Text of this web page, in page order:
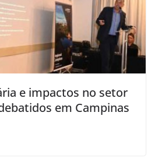
e impactos no setor
em Campinas